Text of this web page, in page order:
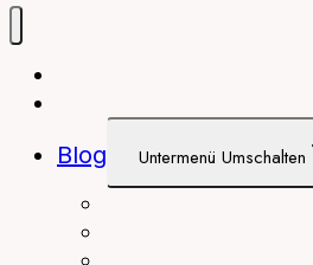
Blog
Untermenü Umschalten